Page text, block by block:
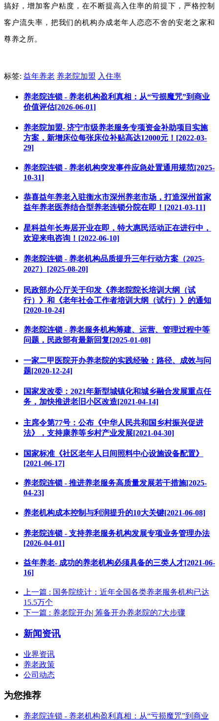
搞好，增加客户粘度，在不断提高入住率的前提下，严格控制
客户流失率，把我们的机构办成老年人恋恋不舍的安老之家和
尊养之所。
标签: 益年养老 养老院加盟 入住率
养老院连锁 - 养老机构盈利真相：从“亏损魔咒”到商业
价值评估[2026-06-01]
养老院加盟- 济宁市级养老服务专项资金补助项目实施
方案，新增床位每张床位补贴高达12000元！[2022-03-
29]
养老院连锁 - 养老机构突发事件应急处置通用规范[2025-
10-31]
恭喜益年养老入驻衡水市深州养老市场，打造深州首家
益年养老医养结合型养老连锁分院在即！[2021-03-11]
星科益年长寿居开业在即，特大惠民活动正在进行中，
欢迎来电咨询！[2022-06-10]
养老院连锁 - 养老机构品质提升三年行动方案（2025-
2027）[2025-08-20]
民政部办公厅关于印发《养老院院长培训大纲（试
行）》和《老年社会工作者培训大纲（试行）》的通知
[2020-10-24]
养老院连锁 - 养老服务机构筹建、运营、管理过程中等
问题，民政部有最新回复[2025-01-08]
一家二甲医院开办养老院的实践经验：路径、成效与问
题[2020-12-24]
国家发改委：2021年新型城镇化和城乡融合发展重点任
务，加快推进老旧小区改造[2021-04-14]
主席令第77号：公布《中华人民共和国乡村振兴促进
法》，支持康养等乡村产业发展[2021-04-30]
国家标准《社区老年人日间照料中心设施设备配置》
[2021-06-17]
养老院连锁 - 推进养老服务高质量发展若干措施[2025-
04-23]
养老机构成本控制与利润提升的10大关键[2021-06-08]
养老院连锁 - 支持养老服务机构发展专项业务管理办法
[2026-04-01]
益年养老- 成功的养老机构必须具备的三类人才[2021-06-
16]
上一篇 : 国务院统计：近年全国各类养老服务机构已达
15.5万个
下一篇 : 养老院开办| 筹备开办养老院的7大步骤
新闻资讯
业界资讯
养老政策
公司动态
为您推荐
养老院连锁 - 养老机构盈利真相：从“亏损魔咒”到商业